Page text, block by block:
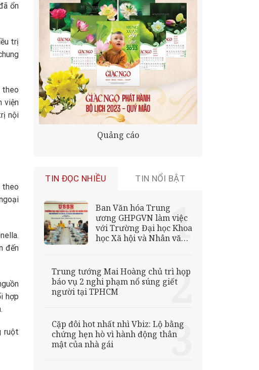
ổn
trị
theo
viện
nội
theo
đến
hợp
ruột
Quảng cáo
TIN ĐỌC NHIỀU TIN NỔI BẬT
Ban Văn hóa Trung
ương GHPGVN làm việc
với Trường Đại học Khoa
học Xã hội và Nhân văn,
Vu lan”
Trung tướng Mai Hoàng chủ trì họp
báo vụ 2 nghi phạm nổ súng giết
người tại TPHCM
Cặp đôi hot nhất nhì Vbiz: Lộ bằng
chứng hẹn hò vì hành động thân
mật của nhà gái